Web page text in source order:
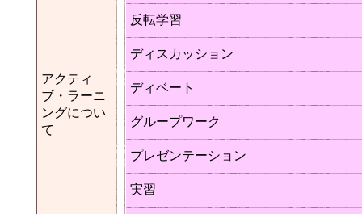
アクティ
ブ・ラーニ
ングについ
て
反転学習
ディスカッション
ディベート
グループワーク
プレゼンテーション
実習